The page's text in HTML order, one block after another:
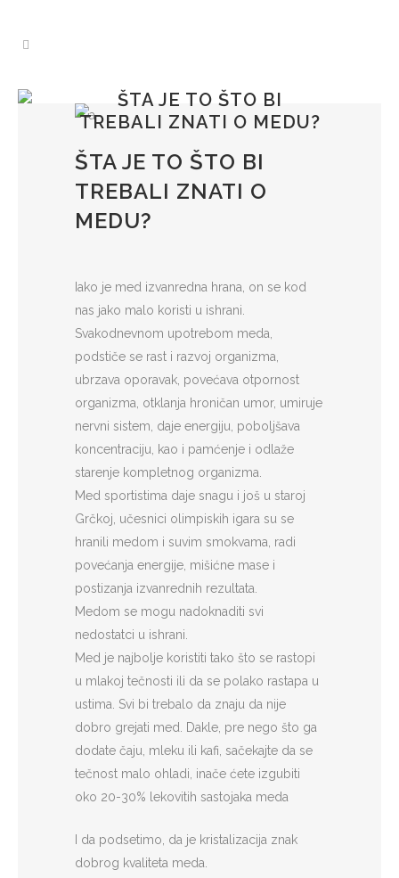
ŠTA JE TO ŠTO BI
TREBALI ZNATI O MEDU?
ŠTA JE TO ŠTO BI
TREBALI ZNATI O
MEDU?
Iako je med izvanredna hrana, on se kod
nas jako malo koristi u ishrani.
Svakodnevnom upotrebom meda,
podstiče se rast i razvoj organizma,
ubrzava oporavak, povećava otpornost
organizma, otklanja hroničan umor, umiruje
nervni sistem, daje energiju, poboljšava
koncentraciju, kao i pamćenje i odlaže
starenje kompletnog organizma.
Med sportistima daje snagu i još u staroj
Grčkoj, učesnici olimpiskih igara su se
hranili medom i suvim smokvama, radi
povećanja energije, mišićne mase i
postizanja izvanrednih rezultata.
Medom se mogu nadoknaditi svi
nedostatci u ishrani.
Med je najbolje koristiti tako što se rastopi
u mlakoj tečnosti ili da se polako rastapa u
ustima. Svi bi trebalo da znaju da nije
dobro grejati med. Dakle, pre nego što ga
dodate čaju, mleku ili kafi, sačekajte da se
tečnost malo ohladi, inače ćete izgubiti
oko 20-30% lekovitih sastojaka meda
I da podsetimo, da je kristalizacija znak
dobrog kvaliteta meda.